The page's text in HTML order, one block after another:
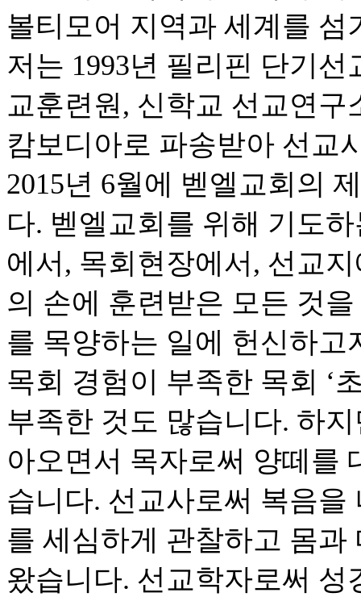
볼티모어 지역과 세계를
저는 1993년 필리핀 단기
교훈련원, 신학교 선교연구
캄보디아로 파송받아 선교
2015년 6월에 벧엘교회의
다. 벧엘교회를 위해 기도
에서, 목회현장에서, 선교
의 손에 훈련받은 모든 것
를 목양하는 일에 헌신하
목회 경험이 부족한 목회 ‘
부족한 것도 많습니다. 하
아오면서 목자로써 양떼를
습니다. 선교사로써 복음
를 세심하게 관찰하고 몸
왔습니다. 선교학자로써